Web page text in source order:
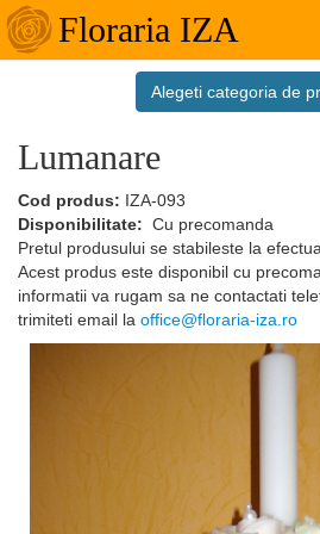
Floraria IZA
Alegeti categoria de
Lumanare
Cod produs: IZA-093
Disponibilitate: Cu precomanda
Pretul produsului se stabileste la
Acest produs este disponibil cu
informatii va rugam sa ne contactati
trimiteti email la office@floraria-iza.ro